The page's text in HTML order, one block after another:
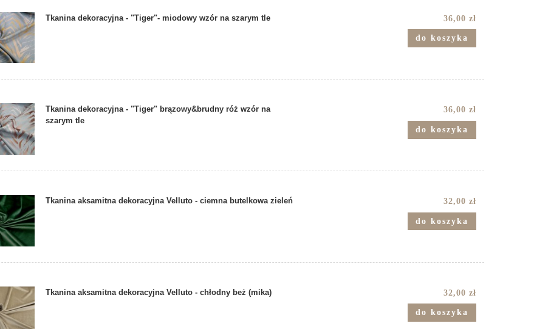
Tkanina dekoracyjna - "Tiger"- miodowy wzór na szarym tle 36,00 zł
do koszyka
Tkanina dekoracyjna - "Tiger" brązowy&brudny róż wzór na
szarym tle
36,00 zł
do koszyka
Tkanina aksamitna dekoracyjna Velluto - ciemna butelkowa zieleń 32,00 zł
do koszyka
Tkanina aksamitna dekoracyjna Velluto - chłodny beż (mika) 32,00 zł
do koszyka